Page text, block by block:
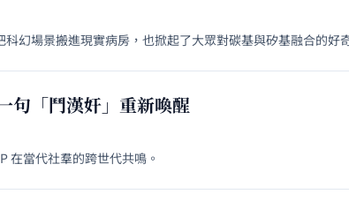
幻場景搬進現實病房，也掀起了大眾對碳基與矽基融合的好
句「鬥漢奸」重新喚醒
在當代社羣的跨世代共鳴。